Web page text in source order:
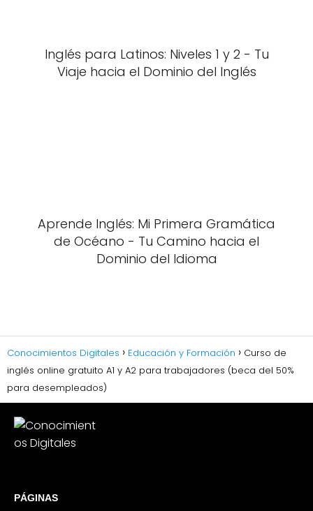
Inglés para Latinos: Niveles 1 y 2 - Tu
Viaje hacia el Dominio del Inglés
Aprende Inglés: Mi Primera Gramática
de Océano - Tu Camino hacia el
Dominio del Idioma
Conocimientos Digitales Educación y Formación
Curso de
inglés online gratuito A1 y A2 para trabajadores (beca del 50%
para desempleados)
PÁGINAS